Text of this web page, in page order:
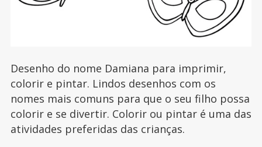
Desenho do nome Damiana para imprimir,
colorir e pintar. Lindos desenhos com os
nomes mais comuns para que o seu filho possa
colorir e se divertir. Colorir ou pintar é uma das
atividades preferidas das crianças.